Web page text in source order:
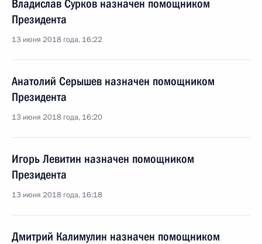
Владислав Сурков назначен помощником
Президента
13 июня 2018 года, 16:22
Анатолий Серышев назначен помощником
Президента
13 июня 2018 года, 16:20
Игорь Левитин назначен помощником
Президента
13 июня 2018 года, 16:18
Дмитрий Калимулин назначен помощником